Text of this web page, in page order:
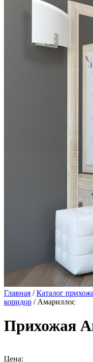
Главная /Каталог
коридор / Амариллос
Прихожая
Цена: